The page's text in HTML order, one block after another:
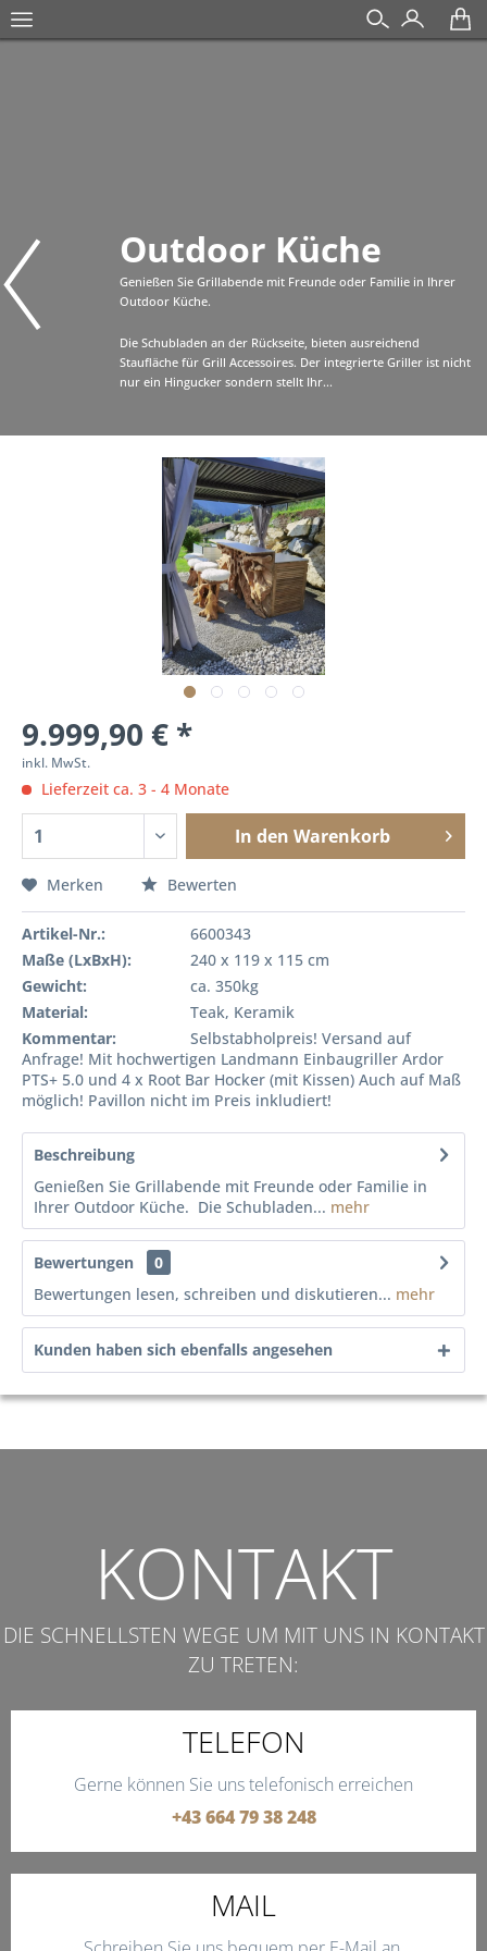
Outdoor Küche
Genießen Sie Grillabende mit Freunde oder Familie in Ihrer
Outdoor Küche.
Die Schubladen an der Rückseite, bieten ausreichend
Staufläche für Grill Accessoires. Der integrierte Griller ist nicht
nur ein Hingucker sondern stellt Ihr...
9.999,90 € *
inkl. MwSt.
Lieferzeit ca. 3 - 4 Monate
In den Warenkorb
Merken Bewerten
Artikel-Nr.:
6600343
Maße (LxBxH):
240 x 119 x 115 cm
Gewicht:
ca. 350kg
Material:
Teak, Keramik
Kommentar:
Selbstabholpreis! Versand auf
Anfrage! Mit hochwertigen Landmann Einbaugriller Ardor
PTS+ 5.0 und 4 x Root Bar Hocker (mit Kissen) Auch auf Maß
möglich! Pavillon nicht im Preis inkludiert!
Beschreibung
Genießen Sie Grillabende mit Freunde oder Familie in
Ihrer Outdoor Küche. Die Schubladen... mehr
Bewertungen
0
Bewertungen lesen, schreiben und diskutieren... mehr
Kunden haben sich ebenfalls angesehen
KONTAKT
DIE SCHNELLSTEN WEGE UM MIT UNS IN KONTAKT
ZU TRETEN:
TELEFON
Gerne können Sie uns telefonisch erreichen
+43 664 79 38 248
MAIL